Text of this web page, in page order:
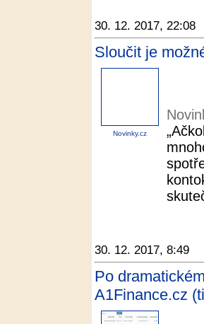
30. 12. 2017, 22:08
Sloučit je
Novinky.cz
30. 12. 2017, 8:49
Po
A1Finance.cz